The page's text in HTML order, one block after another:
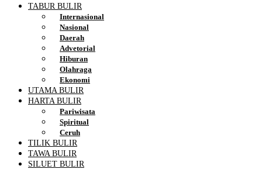
TABUR BULIR
Internasional
Nasional
Daerah
Advetorial
Hiburan
Olahraga
Ekonomi
UTAMA BULIR
HARTA BULIR
Pariwisata
Spiritual
Ceruh
TILIK BULIR
TAWA BULIR
SILUET BULIR